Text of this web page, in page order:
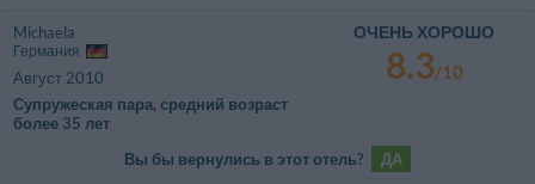
Michaela
Германия
Август 2010
Супружеская пара, средний возраст
более 35 лет
ОЧЕНЬ ХОРОШО
8.3/10
Вы бы вернулись в этот отель?
ДА